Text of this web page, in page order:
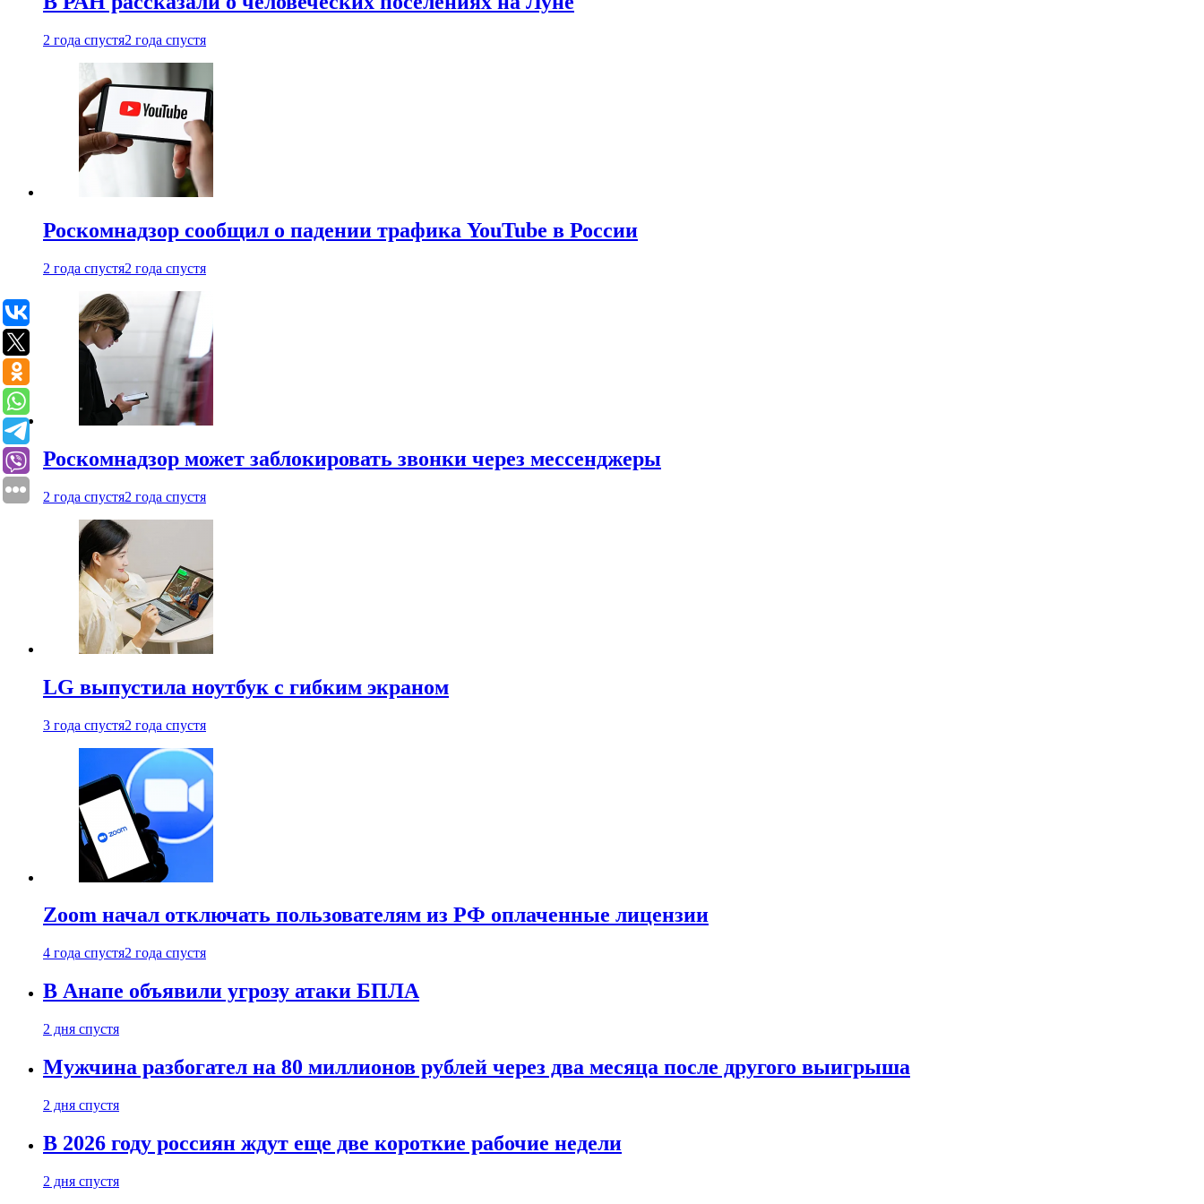
2 года спустя2 года спустя
Роскомнадзор сообщил о падении трафика YouTube в России
2 года спустя2 года спустя
Роскомнадзор может заблокировать звонки через мессенджеры
2 года спустя2 года спустя
LG выпустила ноутбук с гибким экраном
3 года спустя2 года спустя
Zoom начал отключать пользователям из РФ оплаченные лицензии
4 года спустя2 года спустя
В Анапе объявили угрозу атаки БПЛА
2 дня спустя
Мужчина разбогател на 80 миллионов рублей через два месяца после другого выигрыша
2 дня спустя
В 2026 году россиян ждут еще две короткие рабочие недели
2 дня спустя